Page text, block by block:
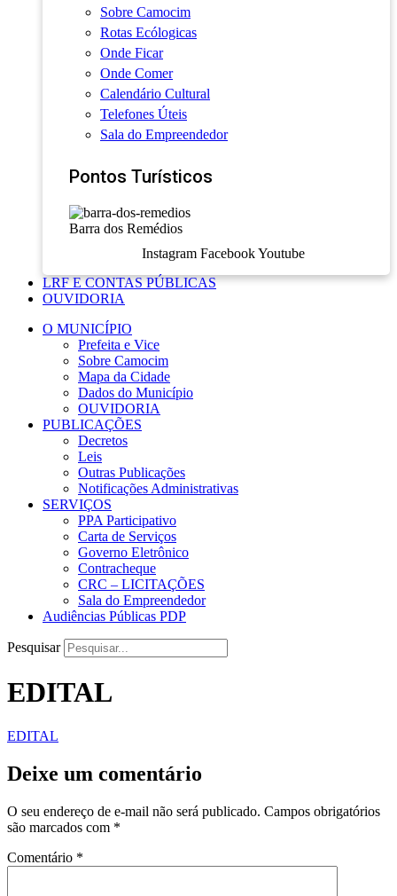
Sobre Camocim
Rotas Ecólogicas
Onde Ficar
Onde Comer
Calendário Cultural
Telefones Úteis
Sala do Empreendedor
Pontos Turísticos
Barra dos Remédios
Instagram Facebook Youtube
LRF E CONTAS PÚBLICAS
OUVIDORIA
O MUNICÍPIO
Prefeita e Vice
Sobre Camocim
Mapa da Cidade
Dados do Município
OUVIDORIA
PUBLICAÇÕES
Decretos
Leis
Outras Publicações
Notificações Administrativas
SERVIÇOS
PPA Participativo
Carta de Serviços
Governo Eletrônico
Contracheque
CRC – LICITAÇÕES
Sala do Empreendedor
Audiências Públicas PDP
Pesquisar
EDITAL
EDITAL
Deixe um comentário
O seu endereço de e-mail não será publicado. Campos obrigatórios
são marcados com *
Comentário *